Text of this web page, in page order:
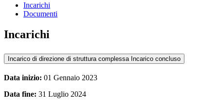
Incarichi
Documenti
Incarichi
Incarico di direzione di struttura complessa Incarico concluso
Data inizio: 01 Gennaio 2023
Data fine: 31 Luglio 2024